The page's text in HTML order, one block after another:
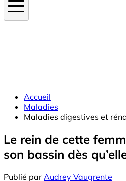
Accueil
Maladies
Maladies digestives et
Le rein de cette
son bassin dès
Publié par Audrey Vaugrente